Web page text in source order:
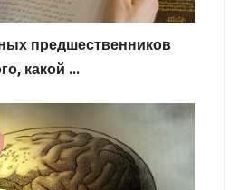
предшественников
какой ...